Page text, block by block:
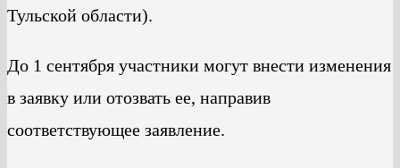
Тульской области).
До 1 сентября участники могут внести изменения
в заявку или отозвать ее, направив
соответствующее заявление.